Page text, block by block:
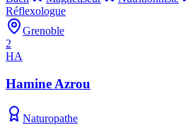
Réflexologue
Grenoble
2
HA
Hamine Azrou
Naturopathe